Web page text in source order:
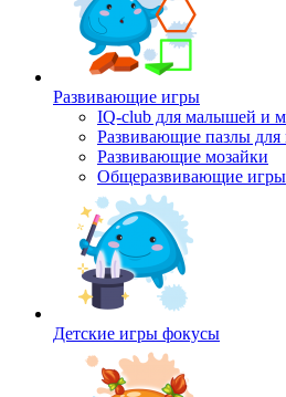
Развивающие игры
IQ-club для малышей и
Развивающие пазлы
Развивающие мозайки
Общеразвивающие игры
Детские игры фокусы